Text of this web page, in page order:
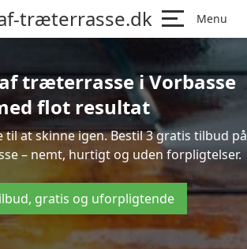
træterrasse.dk Menu
træterrasse i Vorbasse
flot resultat
at skinne igen. Bestil 3 gratis tilbud på
– nemt, hurtigt og uden forpligtelser.
gratis og uforpligtende